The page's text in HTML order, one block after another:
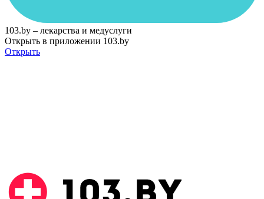
103.by – лекарства и медуслуги
Открыть в приложении 103.by
Открыть